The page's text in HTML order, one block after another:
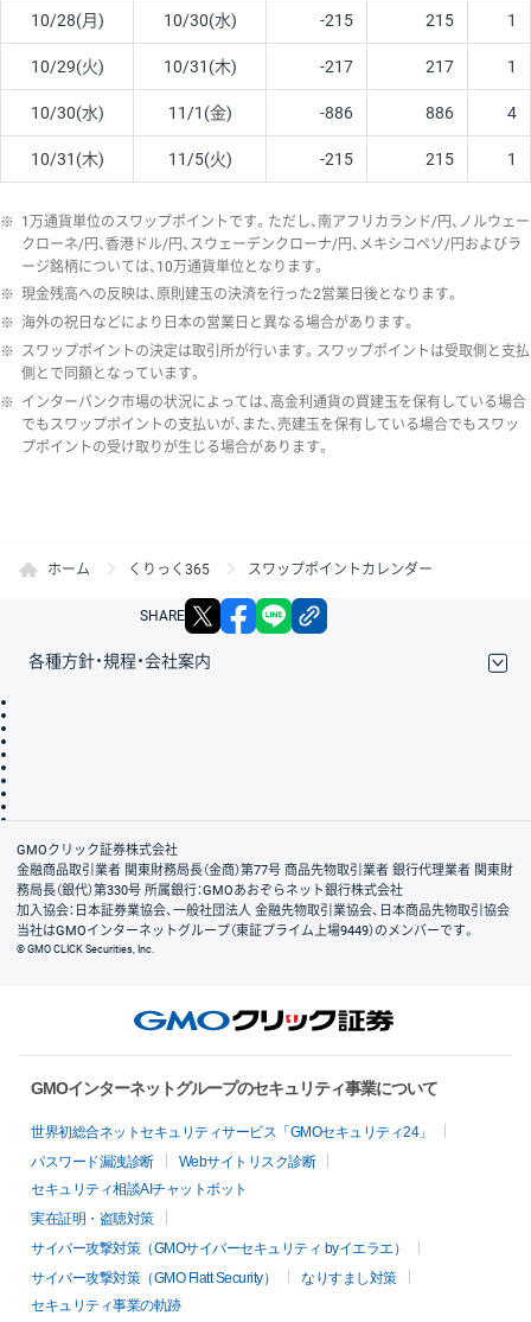
10/28(月) 10/30(水) -215 215 1
10/29(火) 10/31(木) -217 217 1
10/30(水) 11/1(金) -886 886 4
10/31(木) 11/5(火) -215 215 1
※ 1万通貨単位のスワップポイントです。ただし、南アフリカランド/円、ノルウェー
クローネ/円、香港ドル/円、スウェーデンクローナ/円、メキシコペソ/円およびラ
ージ銘柄については、10万通貨単位となります。
※ 現金残高への反映は、原則建玉の決済を行った2営業日後となります。
※ 海外の祝日などにより日本の営業日と異なる場合があります。
※ スワップポイントの決定は取引所が行います。スワップポイントは受取側と支払
側とで同額となっています。
※ インターバンク市場の状況によっては、高金利通貨の買建玉を保有している場合
でもスワップポイントの支払いが、また、売建玉を保有している場合でもスワッ
プポイントの受け取りが生じる場合があります。
ホーム くりっく365 スワップポイントカレンダー
SHARE X facebook
各種方針・規程・会社案内
会社案内
GMOクリック証券株式会社
金融商品取引業者 関東財務局長（金商）第77号 商品先物取引業者 銀行代理業者 関東財
務局長（銀代）第330号 所属銀行：GMOあおぞらネット銀行株式会社
加入協会：日本証券業協会、一般社団法人 金融先物取引業協会、日本商品先物取引協会
当社はGMOインターネットグループ（東証プライム上場9449）のメンバーです。
© GMO CLICK Securities, Inc.
GMOインターネットグループのセキュリティ事業について
世界初総合ネットセキュリティサービス「GMOセキュリティ24」
パスワード漏洩診断
Webサイトリスク診断
セキュリティ相談AIチャットボット
実在証明・盗聴対策
サイバー攻撃対策（GMOサイバーセキュリティ byイエラエ）
サイバー攻撃対策（GMO Flatt Security）
なりすまし対策
セキュリティ事業の軌跡